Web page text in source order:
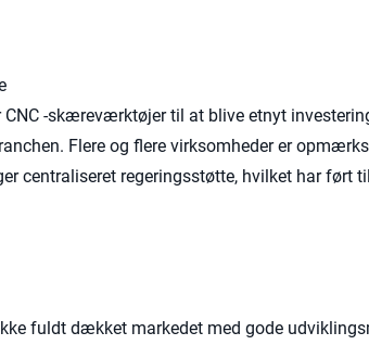
-skæreværktøjer til at blive etnyt
Flere og flere virksomheder er
centraliseret regeringsstøtte, hvilket har ført
fuldt dækket markedet med gode